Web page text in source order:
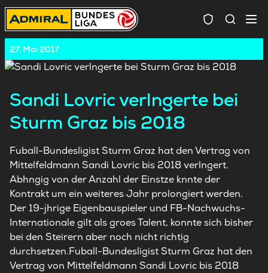
27. Mai 2017
Sandi Lovric verlngerte bei
Sturm Graz bis 2018
Fuball-Bundesligist Sturm Graz hat den Vertrag von
Mittelfeldmann Sandi Lovric bis 2018 verlngert.
Abhngig von der Anzahl der Einstze knnte der
Kontrakt um ein weiteres Jahr prolongiert werden.
Der 19-jhrige Eigenbauspieler und FB-Nachwuchs-
Internationale gilt als groes Talent, konnte sich bisher
bei den Steirern aber noch nicht richtig
durchsetzen.Fuball-Bundesligist Sturm Graz hat den
Vertrag von Mittelfeldmann Sandi Lovric bis 2018